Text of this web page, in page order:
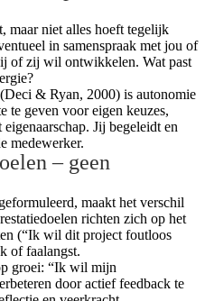
maar niet alles hoeft tegelijk
in samenspraak met jou of
of zij wil ontwikkelen. Wat past
& Ryan, 2000) is autonomie
te geven voor eigen keuzes,
Jij begeleidt en
medewerker.
– geen
maakt het verschil
richten zich op het
(“Ik wil dit project foutloos
of faalangst.
groei: “Ik wil mijn
door actief feedback te